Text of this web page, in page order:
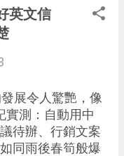
英文信
展令人驚艷，像
實測：自動用中
待辦、行銷文案
同雨後春筍般爆